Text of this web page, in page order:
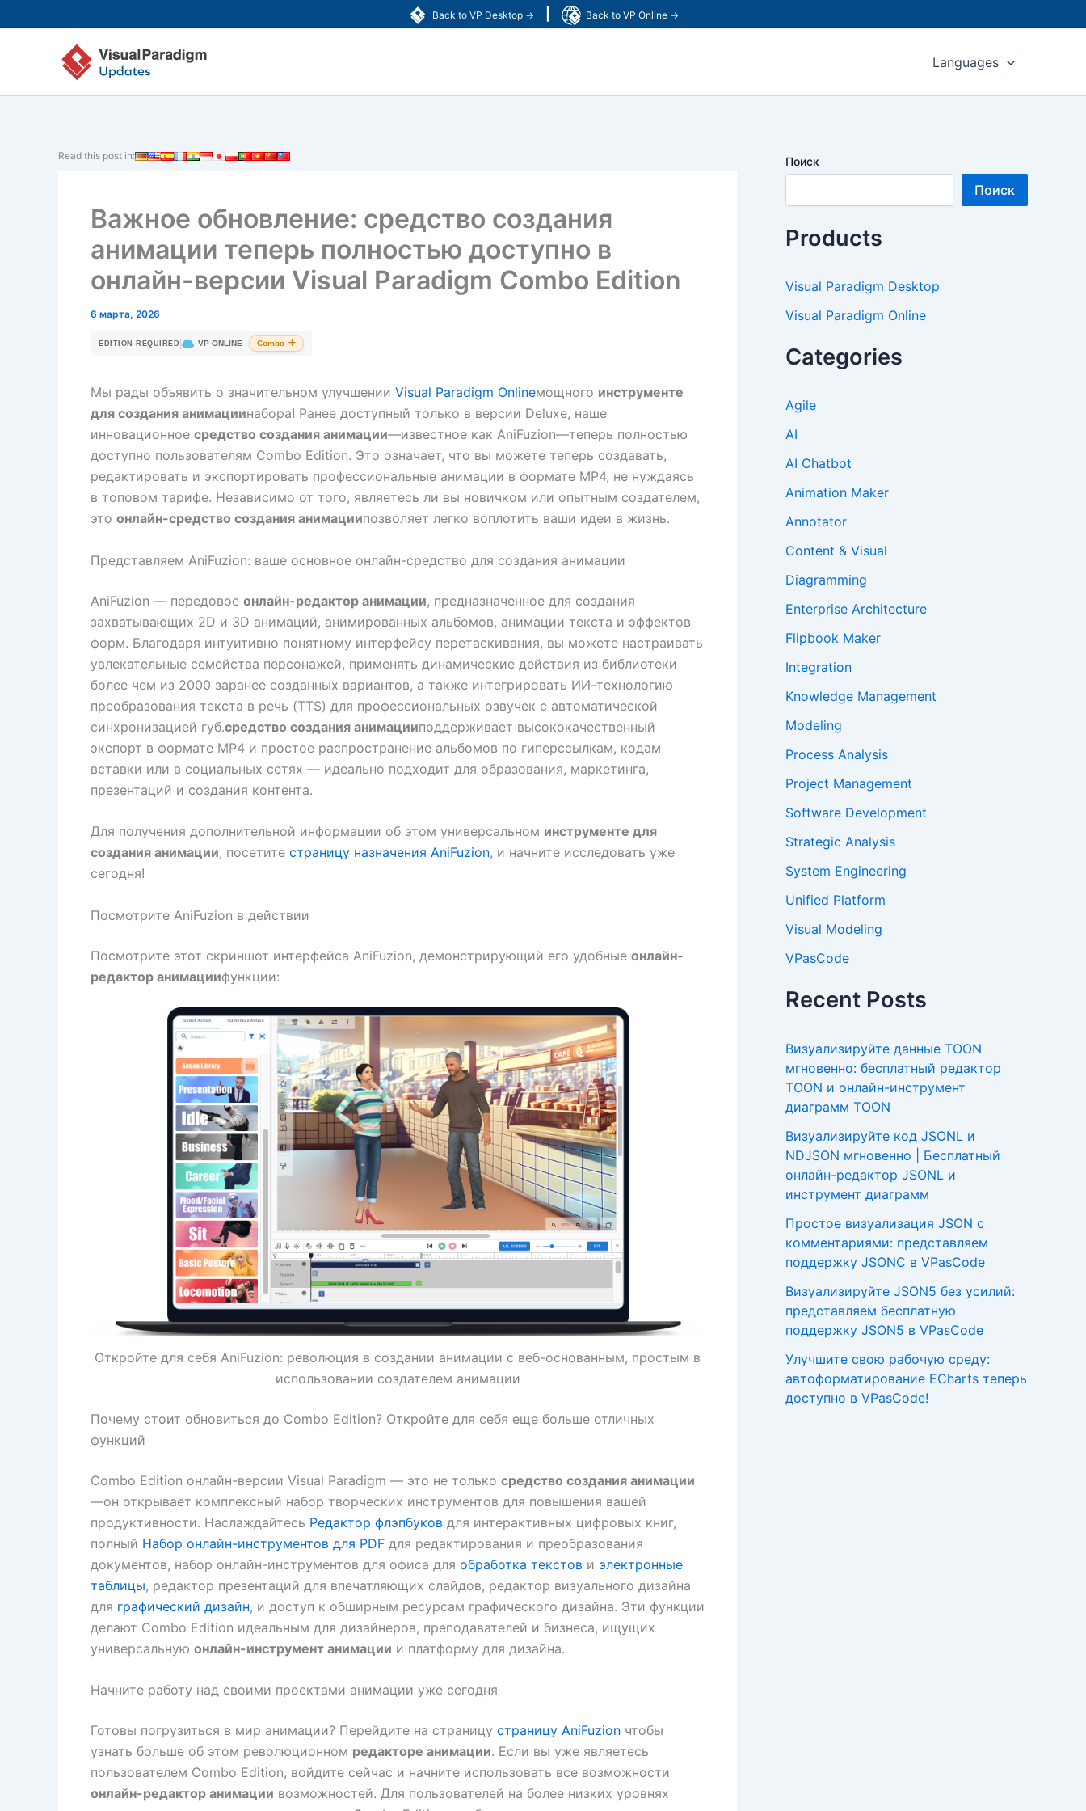
Back to VP Desktop → Back to VP Online →
к
содержимому
Languages
Read this post in:
Важное обновление: средство создания
анимации теперь полностью доступно в
онлайн-версии Visual Paradigm Combo Edition
6 марта, 2026
EDITION REQUIRED VP ONLINE Combo
Мы рады объявить о значительном улучшении Visual Paradigm Onlineмощного инструменте
для создания анимациинабора! Ранее доступный только в версии Deluxe, наше
инновационное средство создания анимации—известное как AniFuzion—теперь полностью
доступно пользователям Combo Edition. Это означает, что вы можете теперь создавать,
редактировать и экспортировать профессиональные анимации в формате MP4, не нуждаясь
в топовом тарифе. Независимо от того, являетесь ли вы новичком или опытным создателем,
это онлайн-средство создания анимациипозволяет легко воплотить ваши идеи в жизнь.
Представляем AniFuzion: ваше основное онлайн-средство для создания анимации
AniFuzion — передовое онлайн-редактор анимации, предназначенное для создания
захватывающих 2D и 3D анимаций, анимированных альбомов, анимации текста и эффектов
форм. Благодаря интуитивно понятному интерфейсу перетаскивания, вы можете настраивать
увлекательные семейства персонажей, применять динамические действия из библиотеки
более чем из 2000 заранее созданных вариантов, а также интегрировать ИИ-технологию
преобразования текста в речь (TTS) для профессиональных озвучек с автоматической
синхронизацией губ.средство создания анимацииподдерживает высококачественный
экспорт в формате MP4 и простое распространение альбомов по гиперссылкам, кодам
вставки или в социальных сетях — идеально подходит для образования, маркетинга,
презентаций и создания контента.
Для получения дополнительной информации об этом универсальном инструменте для
создания анимации, посетите страницу назначения AniFuzion, и начните исследовать уже
сегодня!
Посмотрите AniFuzion в действии
Посмотрите этот скриншот интерфейса AniFuzion, демонстрирующий его удобные онлайн-
редактор анимациифункции:
Откройте для себя AniFuzion: революция в создании анимации с веб-основанным, простым в
использовании создателем анимации
Почему стоит обновиться до Combo Edition? Откройте для себя еще больше отличных
функций
Combo Edition онлайн-версии Visual Paradigm — это не только средство создания анимации
—он открывает комплексный набор творческих инструментов для повышения вашей
продуктивности. Наслаждайтесь Редактор флэпбуков для интерактивных цифровых книг,
полный Набор онлайн-инструментов для PDF для редактирования и преобразования
документов, набор онлайн-инструментов для офиса для обработка текстов и электронные
таблицы, редактор презентаций для впечатляющих слайдов, редактор визуального дизайна
для графический дизайн, и доступ к обширным ресурсам графического дизайна. Эти функции
делают Combo Edition идеальным для дизайнеров, преподавателей и бизнеса, ищущих
универсальную онлайн-инструмент анимации и платформу для дизайна.
Начните работу над своими проектами анимации уже сегодня
Готовы погрузиться в мир анимации? Перейдите на страницу страницу AniFuzion чтобы
узнать больше об этом революционном редакторе анимации. Если вы уже являетесь
пользователем Combo Edition, войдите сейчас и начните использовать все возможности
онлайн-редактор анимации возможностей. Для пользователей на более низких уровнях
Поиск
Поиск
Products
Visual Paradigm Desktop
Visual Paradigm Online
Categories
Agile
AI
AI Chatbot
Animation Maker
Annotator
Content & Visual
Diagramming
Enterprise Architecture
Flipbook Maker
Integration
Knowledge Management
Modeling
Process Analysis
Project Management
Software Development
Strategic Analysis
System Engineering
Unified Platform
Visual Modeling
VPasCode
Recent Posts
Визуализируйте данные TOON
мгновенно: бесплатный редактор
TOON и онлайн-инструмент
диаграмм TOON
Визуализируйте код JSONL и
NDJSON мгновенно | Бесплатный
онлайн-редактор JSONL и
инструмент диаграмм
Простое визуализация JSON с
комментариями: представляем
поддержку JSONC в VPasCode
Визуализируйте JSON5 без усилий:
представляем бесплатную
поддержку JSON5 в VPasCode
Улучшите свою рабочую среду:
автоформатирование ECharts теперь
доступно в VPasCode!